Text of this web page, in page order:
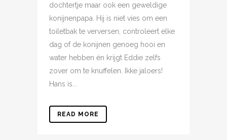
dochtertje maar ook een geweldige
konijnenpapa. Hij is niet vies om een
toiletbak te verversen, controleert elke
dag of de konijnen genoeg hooi en
water hebben én krijgt Eddie zelfs
zover om te knuffelen. Ikke jaloers!
Hans is...
READ MORE